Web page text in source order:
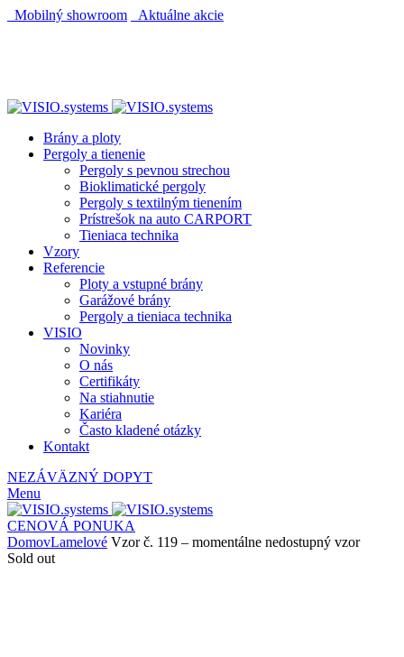
Mobilný showroom
Aktuálne akcie
Brány a ploty
Pergoly a tienenie
Pergoly s pevnou strechou
Bioklimatické pergoly
Pergoly s textilným tienením
Prístrešok na auto CARPORT
Tieniaca technika
Vzory
Referencie
Ploty a vstupné brány
Garážové brány
Pergoly a tieniaca technika
VISIO
Novinky
O nás
Certifikáty
Na stiahnutie
Kariéra
Často kladené otázky
Kontakt
NEZÁVÄZNÝ DOPYT
Menu
CENOVÁ PONUKA
DomovLamelové Vzor č. 119 – momentálne nedostupný vzor
Sold out